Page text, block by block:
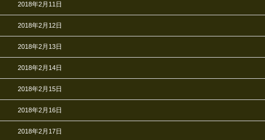
2018年2月11日
2018年2月12日
2018年2月13日
2018年2月14日
2018年2月15日
2018年2月16日
2018年2月17日